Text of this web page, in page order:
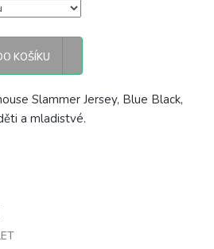
KOŠÍKU
Slammer Jersey, Blue Black,
a mladistvé.